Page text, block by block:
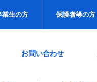
業生の方 保護者等の方
お問い合わせ